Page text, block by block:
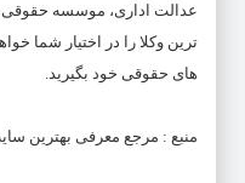
عدالت اداری، موسسه حقوقی
ترین وکلا را در اختیار شما
های حقوقی خود بگیرید.
منبع : مرجع معرفی بهترین